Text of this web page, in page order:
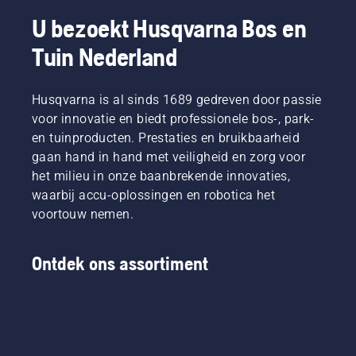
in de
waarmee
gazon
prachtig
laat
gedijen,
ook als
het erg
warm is.
Om in de
juiste
komen,
waardoor
u langer
kunt
werken
te
pauzeren.
allerbeste
gazon in
de lente!
Hier
enkele
gemakkelijk
volgen
tips voor
gazononderhoud
in de
herfst,
gazon
U bezoekt Husqvarna Bos en
Tuin Nederland
Husqvarna is al sinds 1689 gedreven door passie
voor innovatie en biedt professionele bos-, park-
en tuinproducten. Prestaties en bruikbaarheid
gaan hand in hand met veiligheid en zorg voor
het milieu in onze baanbrekende innovaties,
waarbij accu-oplossingen en robotica het
voortouw nemen.
Ontdek ons assortiment